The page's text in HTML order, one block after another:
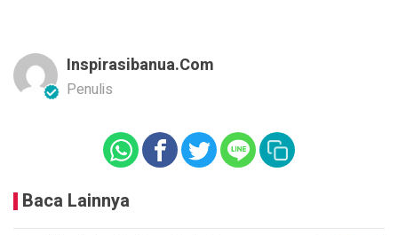
Inspirasibanua.com
Penulis
Baca Lainnya